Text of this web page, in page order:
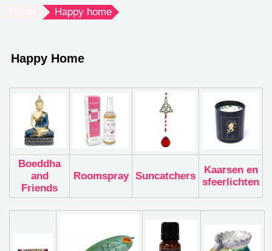
Happy home
Happy Home
Boeddha
and
Friends
Roomspray Suncatchers
Kaarsen en
sfeerlichten